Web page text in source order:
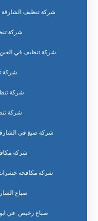
شركة تنظيف الشارقة
شركة
شركة تنظيف في العين
شركة
شركة
شركة
شركة صبغ في
شركة
شركة مكافحة
صباغ
صباغ رخيص في